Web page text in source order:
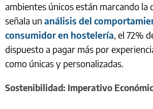
ambientes únicos están marcando la
señala un análisis del
consumidor en hostelería, el 72%
dispuesto a pagar más por
como únicas y personalizadas.
Sostenibilidad: Imperativo